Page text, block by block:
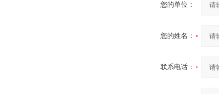
您的单位：
您的姓名：
联系电话：